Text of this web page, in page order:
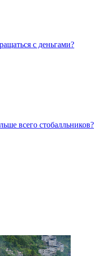
с деньгами?
всего стобалльников?